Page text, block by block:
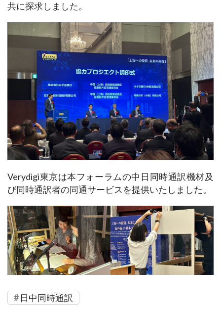
共に探求しました。
Verydigi東京は本フォーラムの中日同時通訳機材及
び同時通訳者の同通サービスを提供いたしました。
日中同時通訳